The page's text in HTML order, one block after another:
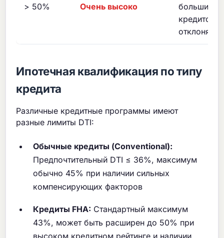
> 50% Очень высоко
отклонят
Ипотечная квалификация по типу
кредита
Различные кредитные программы имеют
разные лимиты DTI:
Обычные кредиты (Conventional):
Предпочтительный DTI ≤ 36%, максимум
обычно 45% при наличии сильных
компенсирующих факторов
Кредиты FHA: Стандартный максимум
43%, может быть расширен до 50% при
высоком кредитном рейтинге и наличии